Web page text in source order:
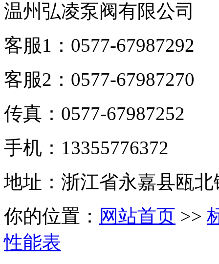
温州弘凌泵阀有限公司
客服1：0577-67987292
客服2：0577-67987270
传真：0577-67987252
手机：13355776372
地址：浙江省永嘉县瓯
你的位置： 网站首页 >>
性能表